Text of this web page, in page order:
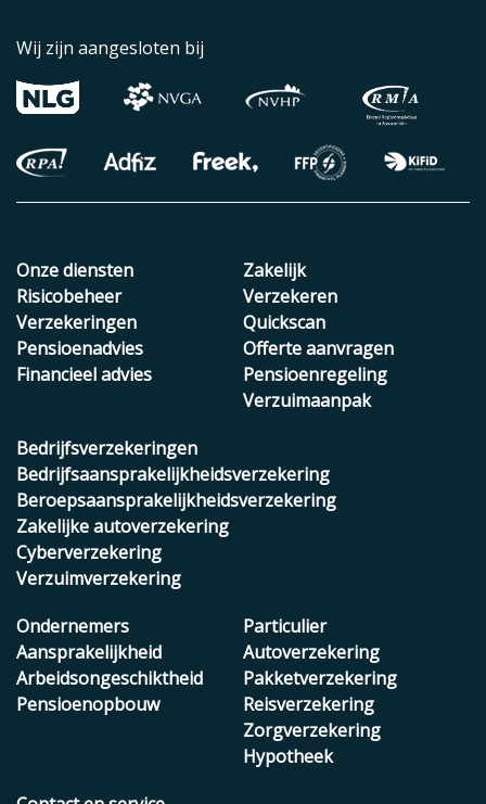
Wij zijn aangesloten bij
Onze diensten
Risicobeheer
Verzekeringen
Pensioenadvies
Financieel advies
Zakelijk
Verzekeren
Quickscan
Offerte aanvragen
Pensioenregeling
Verzuimaanpak
Bedrijfsverzekeringen
Bedrijfsaansprakelijkheidsverzekering
Beroepsaansprakelijkheidsverzekering
Zakelijke autoverzekering
Cyberverzekering
Verzuimverzekering
Ondernemers
Aansprakelijkheid
Arbeidsongeschiktheid
Pensioenopbouw
Particulier
Autoverzekering
Pakketverzekering
Reisverzekering
Zorgverzekering
Hypotheek